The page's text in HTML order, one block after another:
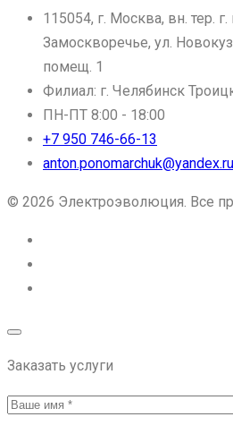
115054, г. Москва, вн. тер.
Замоскворечье, ул.
помещ. 1
Филиал: г. Челябинск
ПН-ПТ 8:00 - 18:00
+7 950 746-66-13
anton.ponomarchuk@yandex.ru
© 2026 Электроэволюция. Все
Заказать услуги